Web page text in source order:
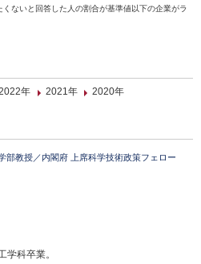
ないと回答した人の割合が基準値以下の企業がラ
年 2021年 2020年
部教授／内閣府 上席科学技術政策フェロー
学科卒業。